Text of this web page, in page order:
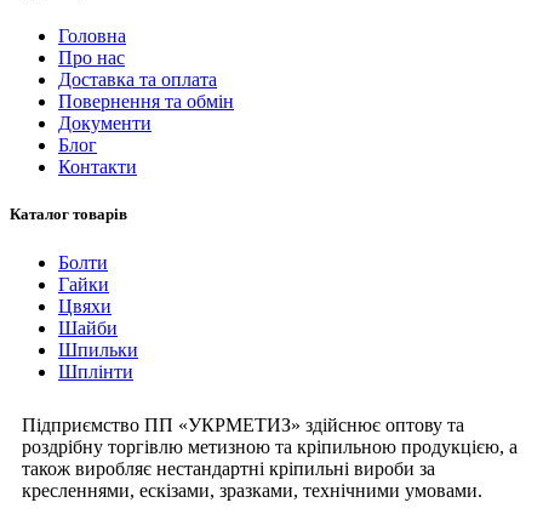
Головна
Про нас
Доставка та оплата
Повернення та обмін
Документи
Блог
Контакти
Каталог товарів
Болти
Гайки
Цвяхи
Шайби
Шпильки
Шплінти
Підприємство ПП «УКРМЕТИЗ» здійснює оптову та
роздрібну торгівлю метизною та кріпильною продукцією, а
також виробляє нестандартні кріпильні вироби за
кресленнями, ескізами, зразками, технічними умовами.